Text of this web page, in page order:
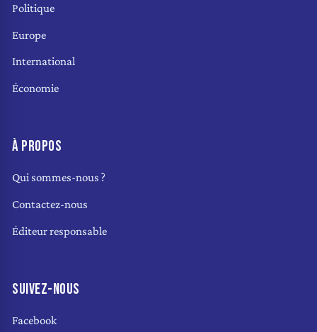
Politique
Europe
International
Économie
À PROPOS
Qui sommes-nous ?
Contactez-nous
Éditeur responsable
SUIVEZ-NOUS
Facebook